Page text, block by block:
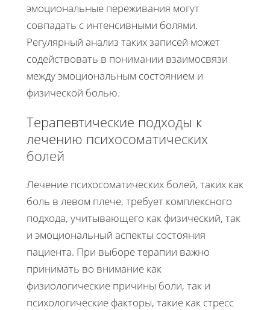
эмоциональные переживания могут
совпадать с интенсивными болями.
Регулярный анализ таких записей может
содействовать в понимании взаимосвязи
между эмоциональным состоянием и
физической болью.
Терапевтические подходы к
лечению психосоматических
болей
Лечение психосоматических болей, таких как
боль в левом плече, требует комплексного
подхода, учитывающего как физический, так
и эмоциональный аспекты состояния
пациента. При выборе терапии важно
принимать во внимание как
физиологические причины боли, так и
психологические факторы, такие как стресс